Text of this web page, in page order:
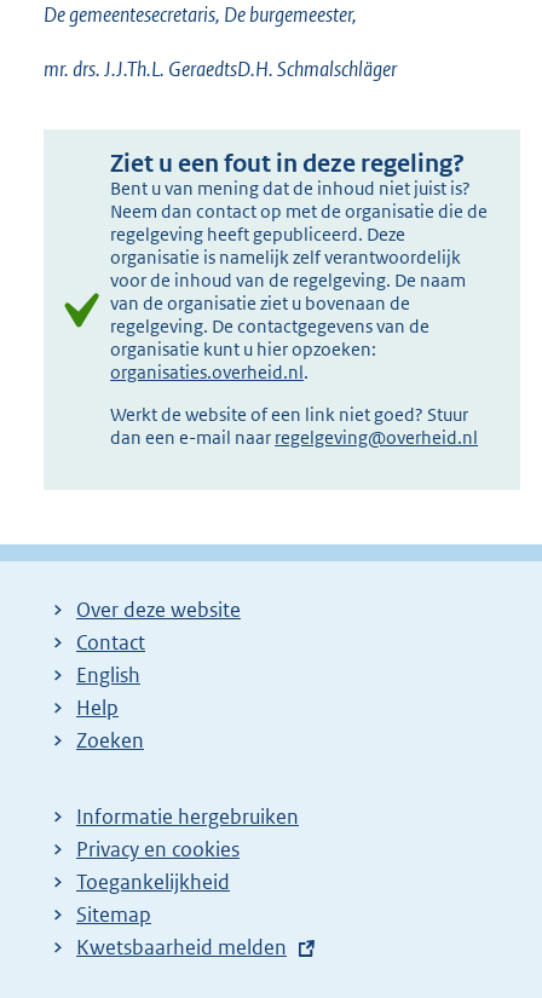
De gemeentesecretaris, De burgemeester,
mr. drs. J.J.Th.L. GeraedtsD.H. Schmalschläger
Ziet u een fout in deze regeling?
Bent u van mening dat de inhoud niet juist is?
Neem dan contact op met de organisatie die de
regelgeving heeft gepubliceerd. Deze
organisatie is namelijk zelf verantwoordelijk
voor de inhoud van de regelgeving. De naam
van de organisatie ziet u bovenaan de
regelgeving. De contactgegevens van de
organisatie kunt u hier opzoeken:
organisaties.overheid.nl.
Werkt de website of een link niet goed? Stuur
dan een e-mail naar regelgeving@overheid.nl
Over deze website
Contact
English
Help
Zoeken
Informatie hergebruiken
Privacy en cookies
Toegankelijkheid
Sitemap
E
Kwetsbaarheid melden